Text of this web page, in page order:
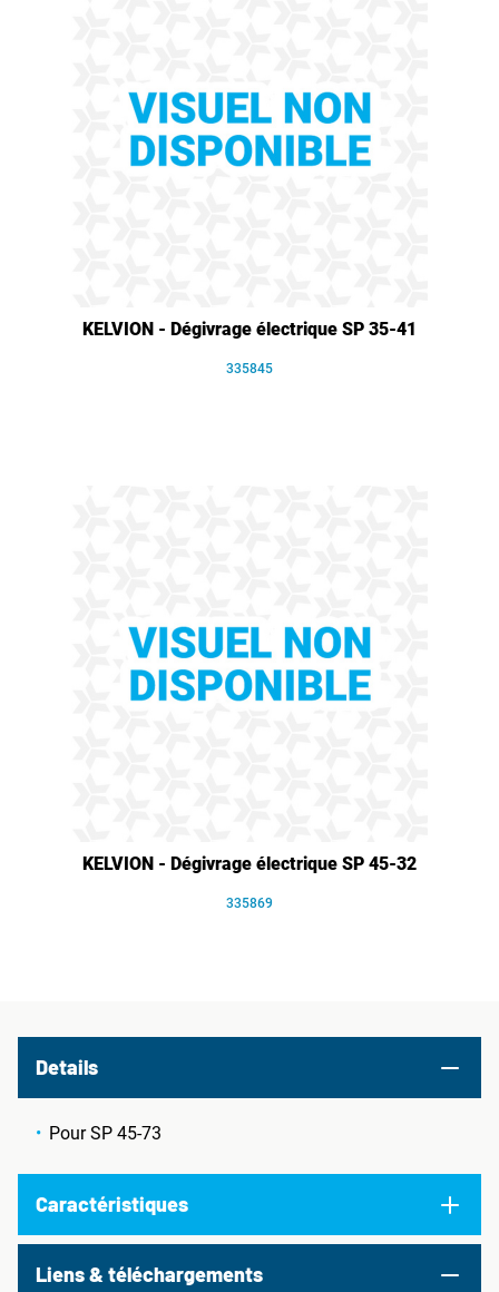
KELVION - Dégivrage électrique SP 35-41
335845
KELVION - Dégivrage électrique SP 45-32
335869
Details
Pour SP 45-73
Caractéristiques
Liens & téléchargements